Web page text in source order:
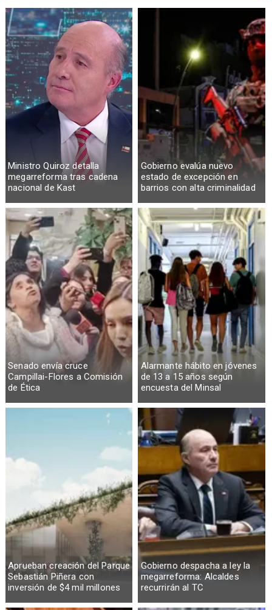
Ministro Quiroz detalla
megarreforma tras cadena
nacional de Kast
Gobierno evalúa nuevo
estado de excepción en
barrios con alta criminalidad
Senado envía cruce
Campillai-Flores a Comisión
de Ética
Alarmante hábito en jóvenes
de 13 a 15 años según
encuesta del Minsal
Aprueban creación del Parque
Sebastián Piñera con
inversión de $4 mil millones
Gobierno despacha a ley la
megarreforma: Alcaldes
recurrirán al TC